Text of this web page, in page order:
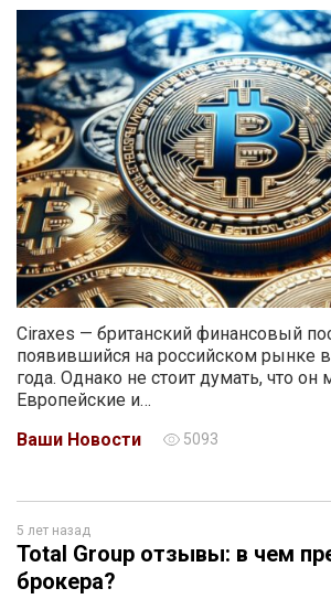
Ciraxes — британский финансовый
появившийся на российском рынке в
года. Однако не стоит думать, что он
Европейские и…
Ваши Новости
5093
5 лет назад
Total Group отзывы: в чем
брокера?